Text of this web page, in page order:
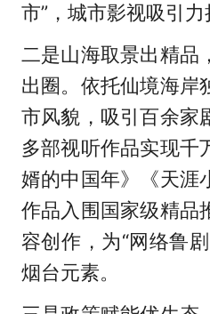
市”，城市影视吸引力
二是山海取景出精品
出圈。依托仙境海岸
市风貌，吸引百余家
多部视听作品实现千
婿的中国年》《天涯
作品入围国家级精品
容创作，为“网络鲁
烟台元素。